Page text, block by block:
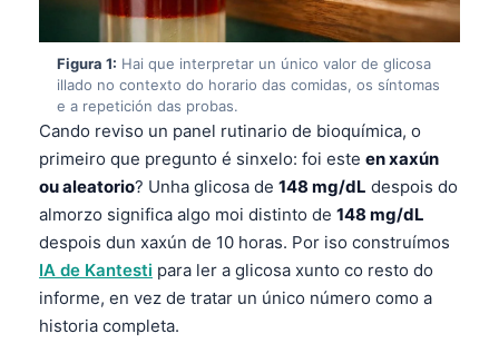
Figura 1: Hai que interpretar un único valor de glicosa
illado no contexto do horario das comidas, os síntomas
e a repetición das probas.
Cando reviso un panel rutinario de bioquímica, o
primeiro que pregunto é sinxelo: foi este en xaxún
ou aleatorio? Unha glicosa de 148 mg/dL despois do
almorzo significa algo moi distinto de 148 mg/dL
despois dun xaxún de 10 horas. Por iso construímos
IA de Kantesti para ler a glicosa xunto co resto do
informe, en vez de tratar un único número como a
historia completa.